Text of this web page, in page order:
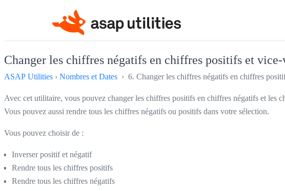
Changer les chiffres négatifs en chiffres positifs et vice-
ASAP Utilities › Nombres et Dates › 6. Changer les chiffres négatifs en chiffres
Avec cet utilitaire, vous pouvez changer les chiffres positifs en chiffres négatifs et les
Vous pouvez aussi rendre tous les chiffres négatifs ou positifs dans votre sélection.
Vous pouvez choisir de :
Inverser positif et négatif
Rendre tous les chiffres positifs
Rendre tous les chiffres négatifs